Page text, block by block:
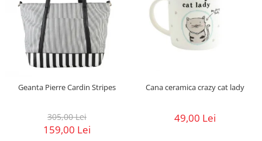
Geanta Pierre Cardin Stripes
305,00 Lei
159,00 Lei
Cana ceramica crazy cat lady
49,00 Lei